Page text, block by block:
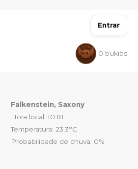
Entrar
0 bukibs
Falkenstein, Saxony
Hora local: 10:18
Temperatura: 23.3°C
Probabilidade de chuva: 0%